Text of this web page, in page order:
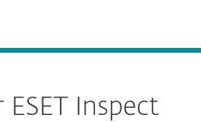
ESET Inspect